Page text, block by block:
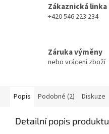
Zákaznická linka
+420 546 223 234
Záruka výměny
nebo vrácení zboží
Popis Podobné (2) Diskuze
Detailní popis produktu